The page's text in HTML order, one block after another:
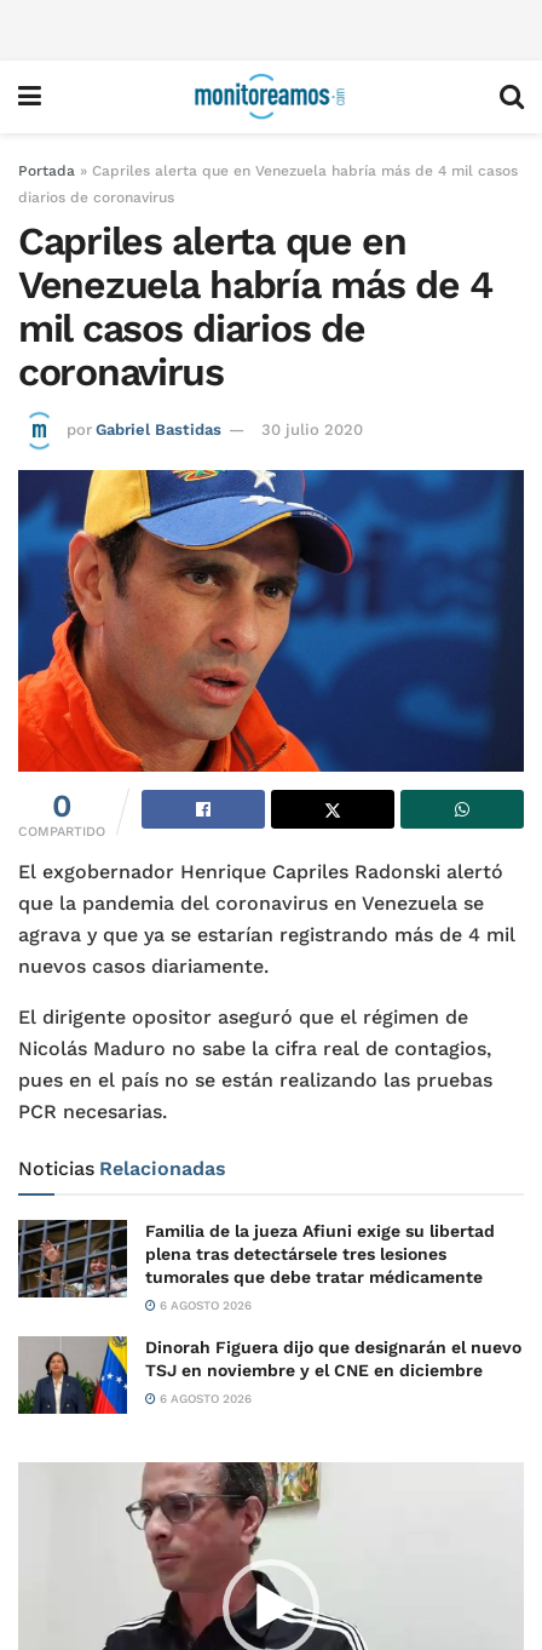
Portada » Capriles alerta que en Venezuela habría más de 4 mil casos
diarios de coronavirus
Capriles alerta que en
Venezuela habría más de 4
mil casos diarios de
coronavirus
por Gabriel Bastidas 30 julio 2020
0
COMPARTIDO
El exgobernador Henrique Capriles Radonski alertó
que la pandemia del coronavirus en Venezuela se
agrava y que ya se estarían registrando más de 4 mil
nuevos casos diariamente.
El dirigente opositor aseguró que el régimen de
Nicolás Maduro no sabe la cifra real de contagios,
pues en el país no se están realizando las pruebas
PCR necesarias.
Noticias Relacionadas
Familia de la jueza Afiuni exige su libertad
plena tras detectársele tres lesiones
tumorales que debe tratar médicamente
6 AGOSTO 2026
Dinorah Figuera dijo que designarán el nuevo
TSJ en noviembre y el CNE en diciembre
6 AGOSTO 2026